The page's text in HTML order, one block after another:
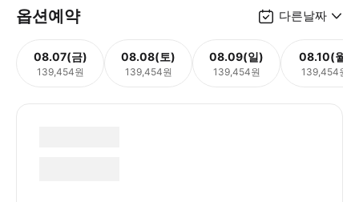
옵션예약 다른날짜
08.07(금)
139,454원
08.08(토)
139,454원
08.09(일)
139,454원
08.10(월)
139,454원